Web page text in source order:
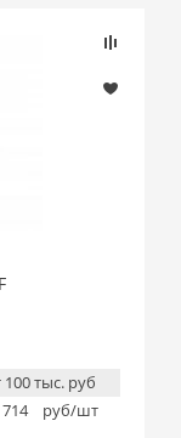
тыс. руб
руб/шт